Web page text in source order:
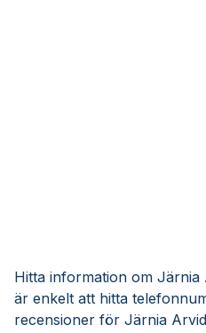
Hitta information om Järnia
är enkelt att hitta
recensioner för Järnia